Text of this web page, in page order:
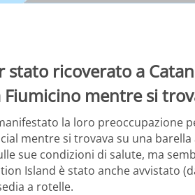
stato ricoverato a
Fiumicino mentre si
la loro preoccupazione
mentre si trovava su una barella
sue condizioni di salute, ma
Island è stato anche avvistato
a rotelle.